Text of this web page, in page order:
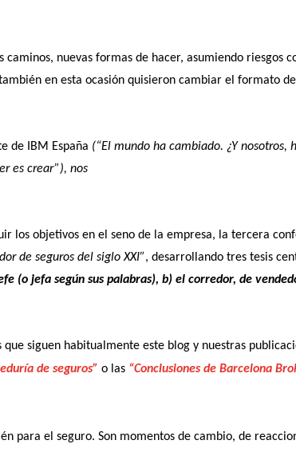
caminos, nuevas formas de hacer, asumiendo riesgos
en esta ocasión quisieron cambiar el formato del
de IBM España (“El mundo ha cambiado. ¿Y nosotros,
es crear”), nos
los objetivos en el seno de la empresa, la tercera
de seguros del siglo XXI”, desarrollando tres tesis
(o jefa según sus palabras), b) el corredor, de
siguen habitualmente este blog y nuestras
de seguros” o las “Conclusiones de Barcelona
para el seguro. Son momentos de cambio, de